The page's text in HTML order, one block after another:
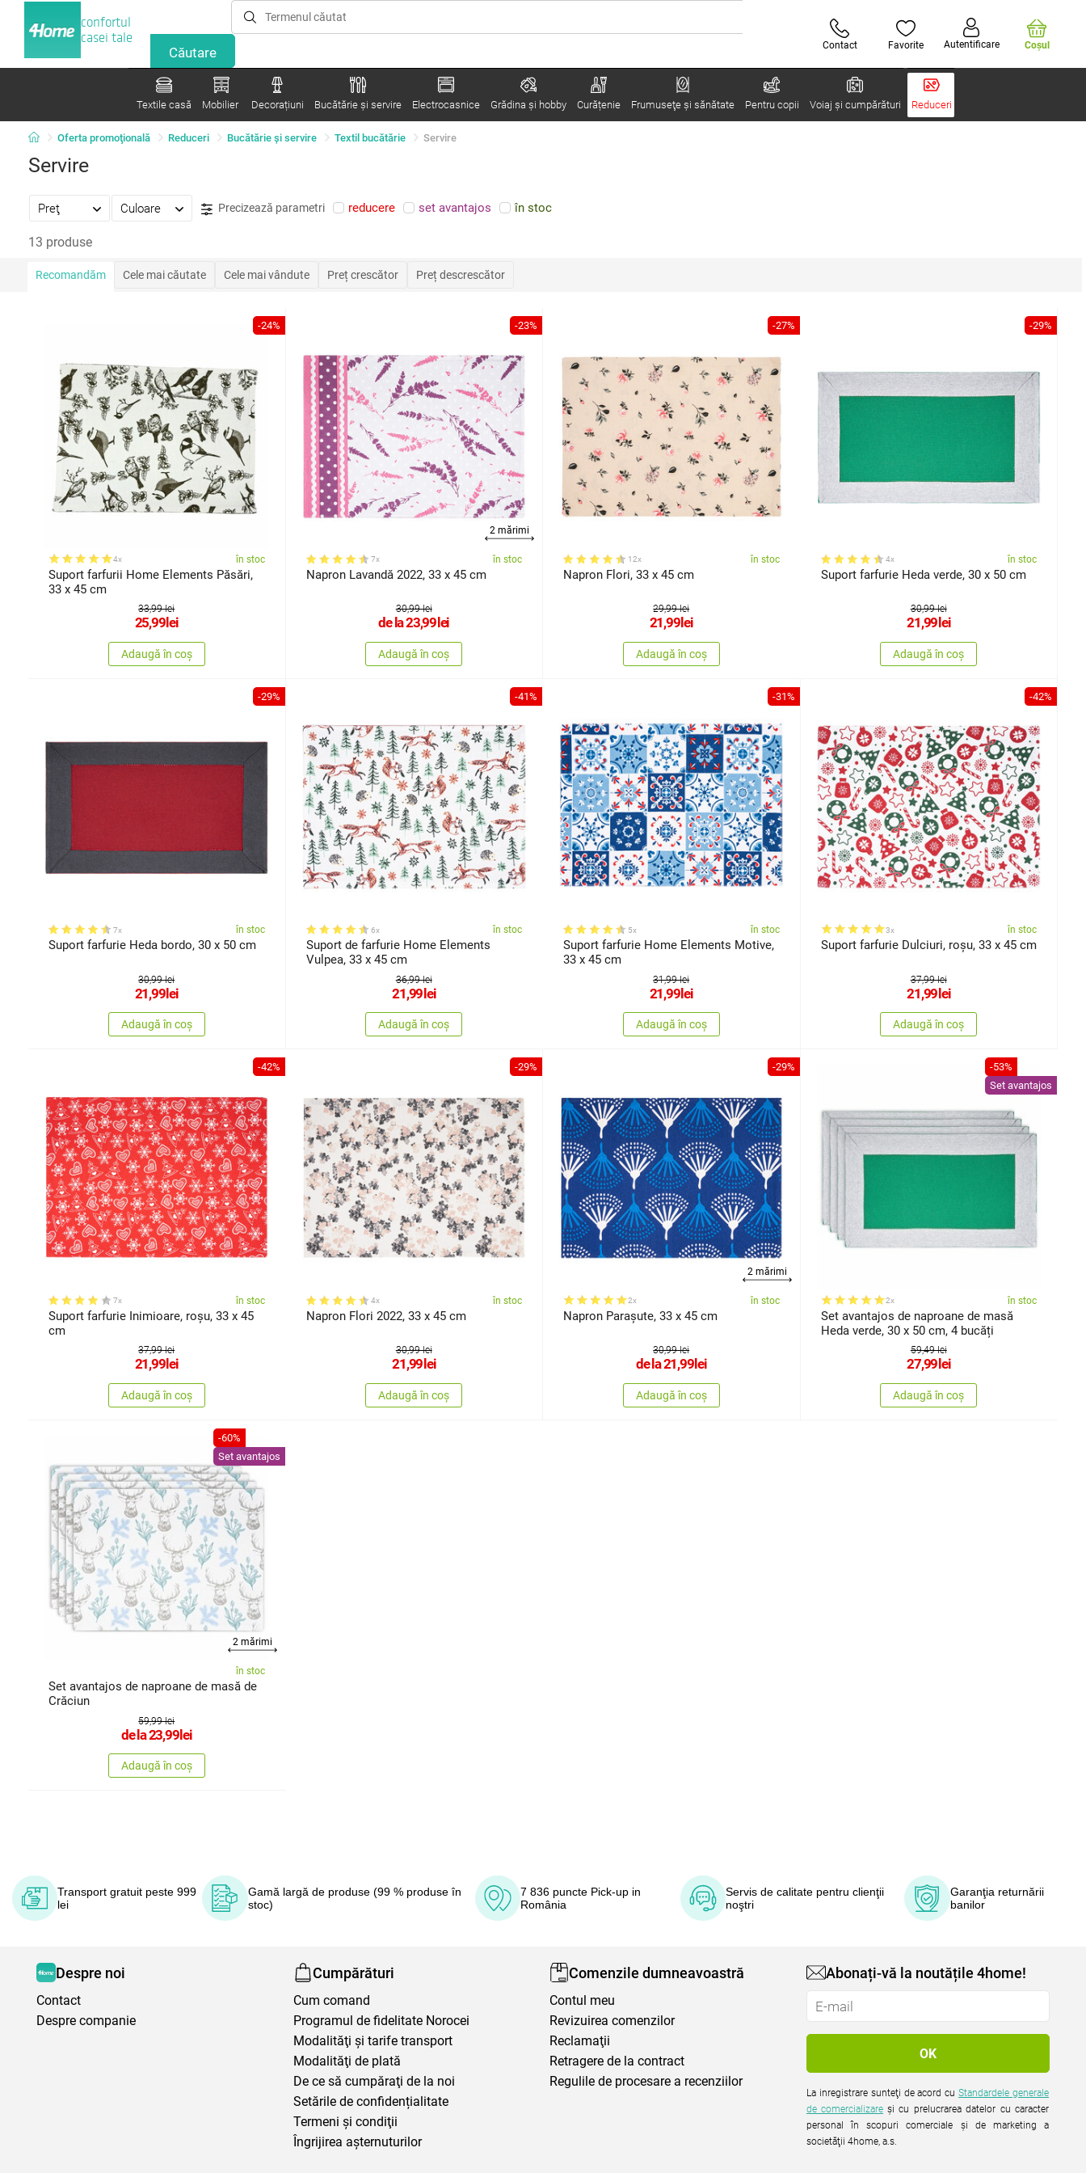
confortul
casei tale
Contact Favorite Autentificare Coşul
Textile casă Mobilier Decorațiuni Bucătărie și servire Electrocasnice Grădina şi hobby Curățenie Frumuseţe şi sănătate Pentru copii Voiaj și cumpărături Reduceri
Oferta promoţională Reduceri Bucătărie și servire Textil bucătărie Servire
Servire
Preţ Culoare Precizează parametri reducere set avantajos în stoc
13 produse
Recomandăm Cele mai căutate Cele mai vândute Preț crescător Preț descrescător
-24%
4x în stoc
Suport farfurii Home Elements Păsări,
33 x 45 cm
33,99 lei
25,99 lei
Adaugă în coș
-23%
2 mărimi
7x în stoc
Napron Lavandă 2022, 33 x 45 cm
30,99 lei
de la23,99 lei
Adaugă în coș
-27%
12x în stoc
Napron Flori, 33 x 45 cm
29,99 lei
21,99 lei
Adaugă în coș
-29%
4x în stoc
Suport farfurie Heda verde, 30 x 50 cm
30,99 lei
21,99 lei
Adaugă în coș
-29%
7x în stoc
Suport farfurie Heda bordo, 30 x 50 cm
30,99 lei
21,99lei
Adaugă în coș
-41%
6x în stoc
Suport de farfurie Home Elements
Vulpea, 33 x 45 cm
36,99 lei
21,99lei
Adaugă în coș
-31%
5x în stoc
Suport farfurie Home Elements Motive,
33 x 45 cm
31,99 lei
21,99lei
Adaugă în coș
-42%
3x în stoc
Suport farfurie Dulciuri, roșu, 33 x 45 cm
37,99 lei
21,99lei
Adaugă în coș
-42%
7x în stoc
Suport farfurie Inimioare, roșu, 33 x 45
cm
37,99 lei
21,99 lei
Adaugă în coș
-29%
4x în stoc
Napron Flori 2022, 33 x 45 cm
30,99 lei
21,99 lei
Adaugă în coș
-29%
2 mărimi
2x în stoc
Napron Parașute, 33 x 45 cm
30,99 lei
de la21,99 lei
Adaugă în coș
-53%
Set avantajos
2x în stoc
Set avantajos de naproane de masă
Heda verde, 30 x 50 cm, 4 bucăți
59,49 lei
27,99 lei
Adaugă în coș
-60%
Set avantajos
2 mărimi
în stoc
Set avantajos de naproane de masă de
Crăciun
59,99 lei
de la23,99lei
Adaugă în coș
Transport gratuit peste 999
lei
Gamă largă de produse (99 % produse în
stoc)
7 836 puncte Pick-up in
România
Servis de calitate pentru clienţii
noştri
Garanţia returnării
banilor
Despre noi
Contact
Despre companie
Cumpărături
Cum comand
Programul de fidelitate Norocei
Modalităţi şi tarife transport
Modalităţi de plată
De ce să cumpăraţi de la noi
Setările de confidențialitate
Termeni şi condiţii
Îngrijirea așternuturilor
Comenzile dumneavoastră
Contul meu
Revizuirea comenzilor
Reclamaţii
Retragere de la contract
Regulile de procesare a recenziilor
Abonați-vă la noutățile 4home!
La inregistrare sunteţi de acord cuStandardele generale
de comercializare şi cu prelucrarea datelor cu caracter
personal în scopuri comerciale şi de marketing a
societăţii 4home, a.s.